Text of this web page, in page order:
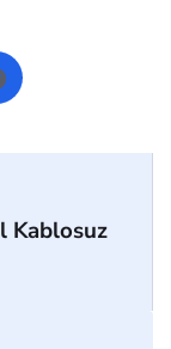
Kablosuz